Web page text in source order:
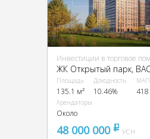
Инвестиции в торговое
Площадь
135.1 м²
Доходность
10.46%
МАП
Арендаторы
Около
48 000 000 pуб
УСН